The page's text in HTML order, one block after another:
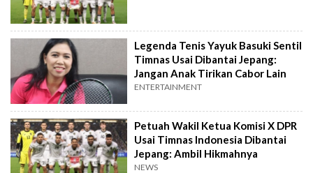
Legenda Tenis Yayuk Basuki Sentil
Timnas Usai Dibantai Jepang:
Jangan Anak Tirikan Cabor Lain
ENTERTAINMENT
Petuah Wakil Ketua Komisi X DPR
Usai Timnas Indonesia Dibantai
Jepang: Ambil Hikmahnya
NEWS